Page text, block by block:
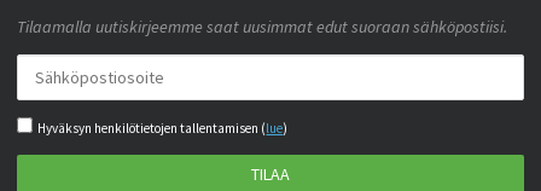
Tilaamalla uutiskirjeemme saat uusimmat edut suoraan sähköpostiisi.
Hyväksyn henkilötietojen tallentamisen (lue)
TILAA